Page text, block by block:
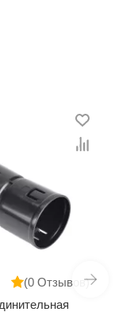
(0 Отзывов)